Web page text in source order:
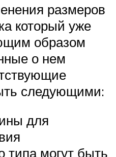
размеров
который уже
образом
о нем
следующими:
для
типа могут быть